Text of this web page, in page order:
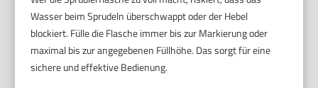
Wasser beim Sprudeln überschwappt oder der Hebel
blockiert. Fülle die Flasche immer bis zur Markierung oder
maximal bis zur angegebenen Füllhöhe. Das sorgt für eine
sichere und effektive Bedienung.